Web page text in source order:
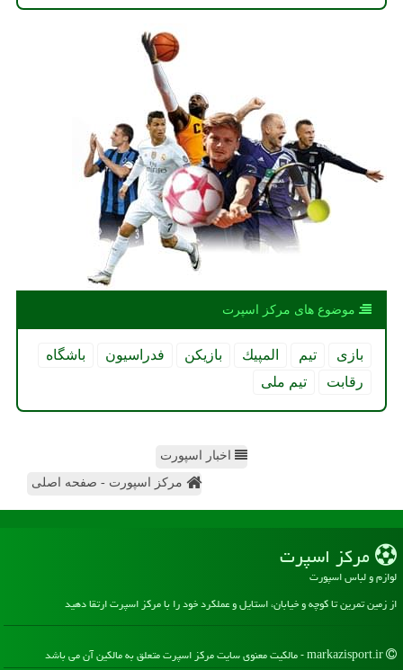
موضوع های مركز اسپرت
بازی تیم المپیك بازیكن فدراسیون
باشگاه
رقابت
تیم ملی
اخبار اسپورت
مرکز اسپورت - صفحه اصلی
مركز اسپرت
لوازم و لباس اسپورت
از زمین تمرین تا کوچه و خیابان، استایل و عملکرد خود را با مرکز اسپرت ارتقا دهید